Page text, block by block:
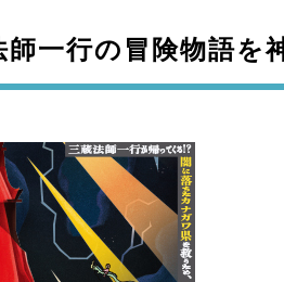
一行の冒険物語を